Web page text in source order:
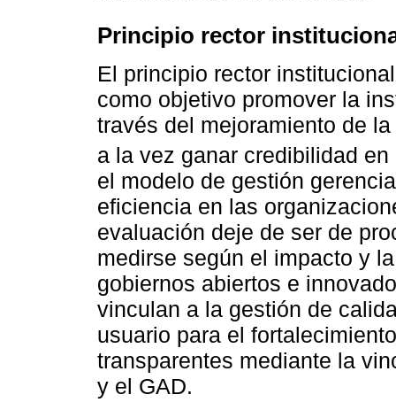
Principio rector
El principio rector
como objetivo promover la
través del mejoramiento de
a la vez ganar credibilidad
el modelo de gestión
eficiencia en las
evaluación deje de ser de
medirse según el impacto y
gobiernos abiertos e
vinculan a la gestión de
usuario para el
transparentes mediante la
y el GAD.